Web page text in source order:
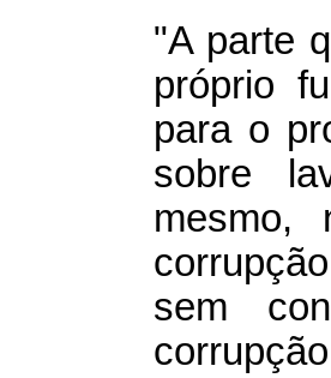
"A parte
próprio
para o
sobre
mesmo,
sem